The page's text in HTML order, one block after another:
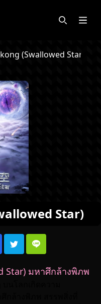
(Swallowed Star)
Star)
Star) มหาศึกล้างพิภพ